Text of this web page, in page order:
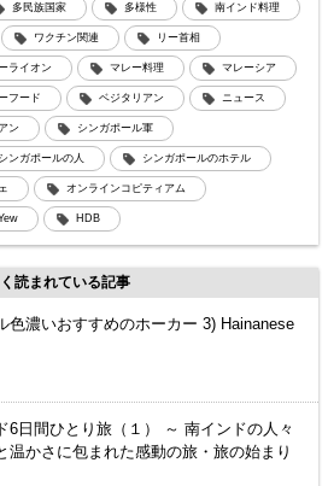
多民族国家 多様性 南インド料理
ワクチン関連 リー首相
ライオン マレー料理 マレーシア
フード ベジタリアン ニュース
ン シンガポール軍
シンガポールの人 シンガポールのホテル
オンラインコピティアム
HDB
読まれている記事
色濃いおすすめのホーカー 3) Hainanese
6日間ひとり旅（１） ～ 南インドの人々
温かさに包まれた感動の旅・旅の始まり